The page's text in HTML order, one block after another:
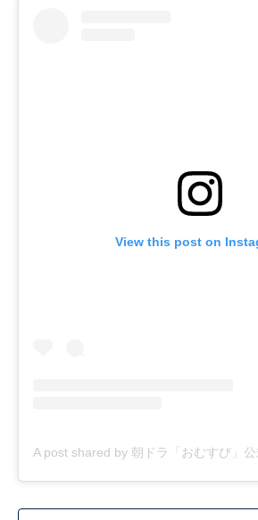
View this post on
A post shared by 朝ドラ「おむすび」